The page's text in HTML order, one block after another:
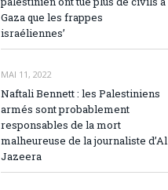
Gaza que les frappes
israéliennes’
MAI 11, 2022
Naftali Bennett : les Palestiniens
armés sont probablement
responsables de la mort
malheureuse de la journaliste d’Al
Jazeera